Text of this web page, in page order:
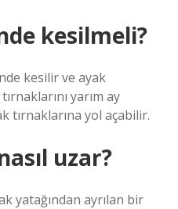
kesilmeli?
kesilir ve ayak
yarım ay
tırnaklarına yol açabilir.
uzar?
yatağından ayrılan bir